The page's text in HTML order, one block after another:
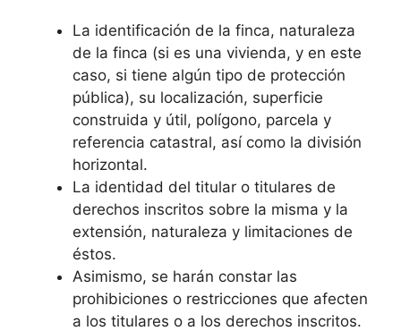
La identificación de la finca, naturaleza
de la finca (si es una vivienda, y en este
caso, si tiene algún tipo de protección
pública), su localización, superficie
construida y útil, polígono, parcela y
referencia catastral, así como la división
horizontal.
La identidad del titular o titulares de
derechos inscritos sobre la misma y la
extensión, naturaleza y limitaciones de
éstos.
Asimismo, se harán constar las
prohibiciones o restricciones que afecten
a los titulares o a los derechos inscritos.